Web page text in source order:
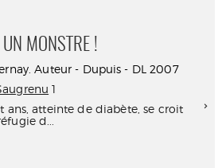
UN MONSTRE !
Auteur - Dupuis - DL 2007
1
atteinte de diabète, se croit
d...